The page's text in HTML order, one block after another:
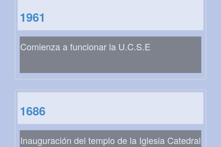
1961
Comienza a funcionar la U.C.S.E
1686
Inauguración del templo de la Iglesia Catedral